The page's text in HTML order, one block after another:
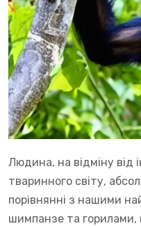
Людина, на відміну від
тваринного світу,
порівнянні з нашими
шимпанзе та горилами,